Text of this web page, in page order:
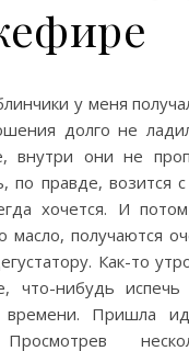
у меня
долго не
внутри они не
по правде,
хочется. И
масло, получаются
Как-то
что-нибудь
времени. Пришла